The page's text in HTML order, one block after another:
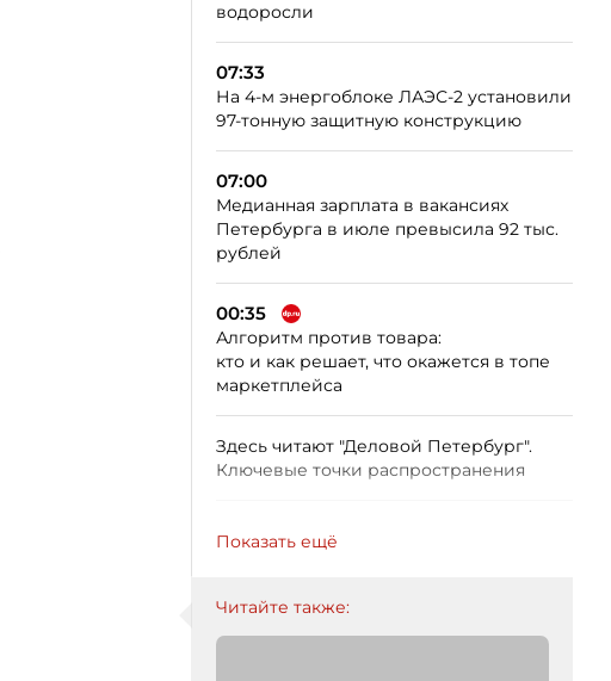
водоросли
07:33
На 4-м энергоблоке ЛАЭС-2 установили
97-тонную защитную конструкцию
07:00
Медианная зарплата в вакансиях
Петербурга в июле превысила 92 тыс.
рублей
00:35
Алгоритм против товара:
кто и как решает, что окажется в топе
маркетплейса
Здесь читают "Деловой Петербург".
Ключевые точки распространения
Показать ещё
Читайте также: